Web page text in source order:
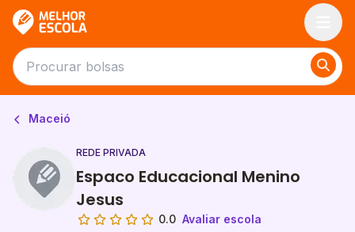
Maceió
REDE PRIVADA
Espaco Educacional Menino
Jesus
0.0 Avaliar escola